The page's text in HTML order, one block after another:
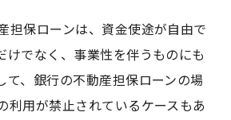
担保ローンは、資金使途が自由で
けでなく、事業性を伴うものにも
て、銀行の不動産担保ローンの場
利用が禁止されているケースもあ